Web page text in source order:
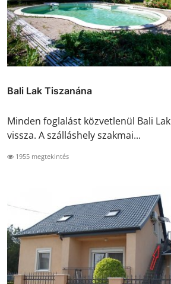
Bali Lak Tiszanána
Minden foglalást közvetlenül Bali
vissza. A szálláshely szakmai...
1955 megtekintés